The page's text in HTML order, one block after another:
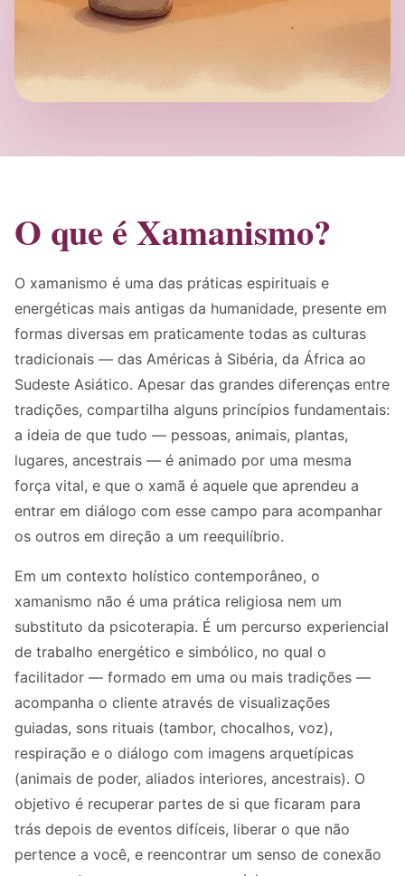
O que é Xamanismo?
O xamanismo é uma das práticas espirituais e
energéticas mais antigas da humanidade, presente em
formas diversas em praticamente todas as culturas
tradicionais — das Américas à Sibéria, da África ao
Sudeste Asiático. Apesar das grandes diferenças entre
tradições, compartilha alguns princípios fundamentais:
a ideia de que tudo — pessoas, animais, plantas,
lugares, ancestrais — é animado por uma mesma
força vital, e que o xamã é aquele que aprendeu a
entrar em diálogo com esse campo para acompanhar
os outros em direção a um reequilíbrio.
Em um contexto holístico contemporâneo, o
xamanismo não é uma prática religiosa nem um
substituto da psicoterapia. É um percurso experiencial
de trabalho energético e simbólico, no qual o
facilitador — formado em uma ou mais tradições —
acompanha o cliente através de visualizações
guiadas, sons rituais (tambor, chocalhos, voz),
respiração e o diálogo com imagens arquetípicas
(animais de poder, aliados interiores, ancestrais). O
objetivo é recuperar partes de si que ficaram para
trás depois de eventos difíceis, liberar o que não
pertence a você, e reencontrar um senso de conexão